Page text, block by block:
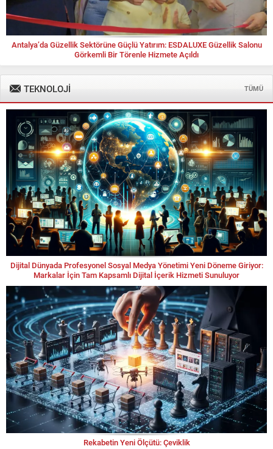
Antalya’da Güzellik Sektörüne Güçlü Yatırım: ESDALUXE Güzellik Salonu
Görkemli Bir Törenle Hizmete Açıldı
TEKNOLOJİ TÜMÜ
Dijital Dünyada Profesyonel Sosyal Medya Yönetimi Yeni Döneme Giriyor:
Markalar İçin Tam Kapsamlı Dijital İçerik Hizmeti Sunuluyor
Rekabetin Yeni Ölçütü: Çeviklik